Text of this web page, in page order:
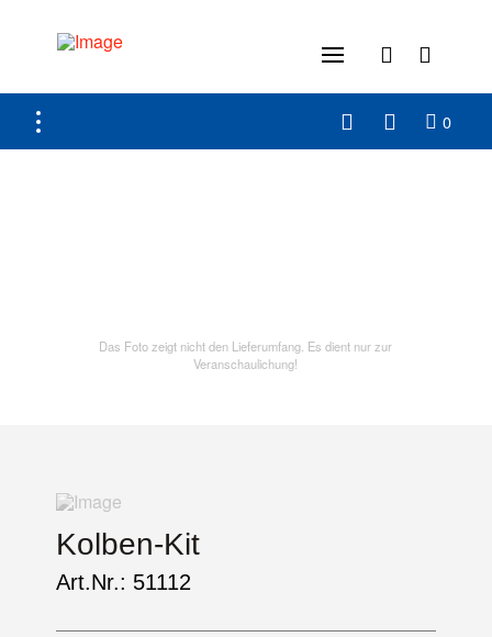
0
Das Foto zeigt nicht den Lieferumfang. Es dient nur zur
Veranschaulichung!
Kolben-Kit
Art.Nr.: 51112